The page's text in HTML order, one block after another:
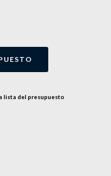
lista del presupuesto